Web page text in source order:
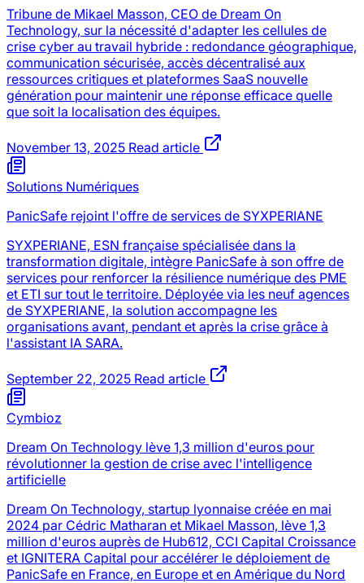
Tribune de Mikael Masson, CEO de Dream On
Technology, sur la nécessité d'adapter les cellules de
crise cyber au travail hybride : redondance géographique,
communication sécurisée, accès décentralisé aux
ressources critiques et plateformes SaaS nouvelle
génération pour maintenir une réponse efficace quelle
que soit la localisation des équipes.
November 13, 2025 Read article
Solutions Numériques
PanicSafe rejoint l'offre de services de SYXPERIANE
SYXPERIANE, ESN française spécialisée dans la
transformation digitale, intègre PanicSafe à son offre de
services pour renforcer la résilience numérique des PME
et ETI sur tout le territoire. Déployée via les neuf agences
de SYXPERIANE, la solution accompagne les
organisations avant, pendant et après la crise grâce à
l'assistant IA SARA.
September 22, 2025 Read article
Cymbioz
Dream On Technology lève 1,3 million d'euros pour
révolutionner la gestion de crise avec l'intelligence
artificielle
Dream On Technology, startup lyonnaise créée en mai
2024 par Cédric Matharan et Mikael Masson, lève 1,3
million d'euros auprès de Hub612, CCI Capital Croissance
et IGNITERA Capital pour accélérer le déploiement de
PanicSafe en France, en Europe et en Amérique du Nord